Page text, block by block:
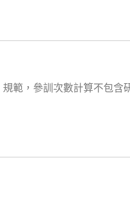
範，參訓次數計算不包含